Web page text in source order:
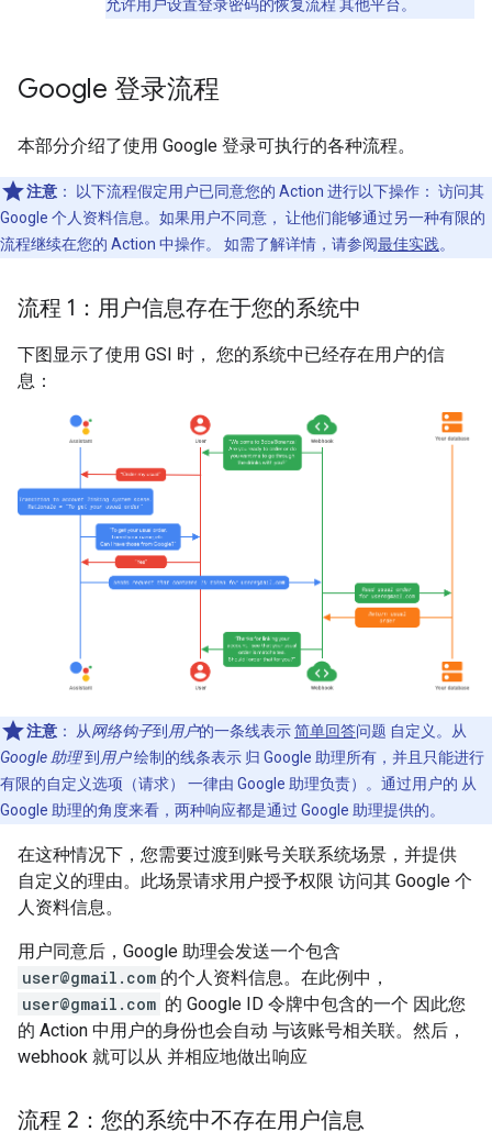
允许用户设置登录密码的恢复流程 其他平台。
Google 登录流程
本部分介绍了使用 Google 登录可执行的各种流程。
注意 ：
以下流程假定用户已同意您的 Action 进行以下操作： 访问其
Google 个人资料信息。如果用户不同意， 让他们能够通过另一种有限的
流程继续在您的 Action 中操作。 如需了解详情，请参阅最佳实践。
流程 1：用户信息存在于您的系统中
下图显示了使用 GSI 时， 您的系统中已经存在用户的信
息：
注意 ： 从网络钩子到 用户的一条线表示简单回答问题 自定义。从
Google 助理到 用户绘制的线条表示 归 Google 助理所有，并且只能进行
有限的自定义选项（请求） 一律由 Google 助理负责）。通过用户的 从
Google 助理的角度来看，两种响应都是通过 Google 助理提供的。
在这种情况下，您需要过渡到账号关联系统场景，并提供
自定义的理由。此场景请求用户授予权限 访问其 Google 个
人资料信息。
用户同意后，Google 助理会发送一个包含
user@gmail.com 的个人资料信息。在此例中，
user@gmail.com 的 Google ID 令牌中包含的一个 因此您
的 Action 中用户的身份也会自动 与该账号相关联。然后，
webhook 就可以从 并相应地做出响应
流程 2：您的系统中不存在用户信息